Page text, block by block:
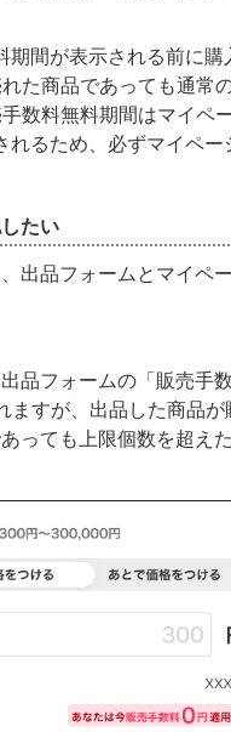
期間が表示される前に
た商品であっても通常
数料無料期間はマイペ
るため、必ずマイペ
たい
出品フォームとマイペ
品フォームの「販売手
ますが、出品した商品
っても上限個数を超え